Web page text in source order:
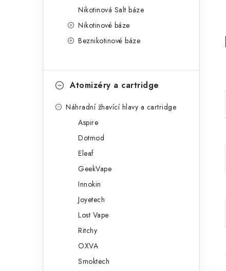
Nikotinová Salt báze
Nikotinové báze
Beznikotinové báze
Atomizéry a cartridge
Náhradní žhavící hlavy a cartridge
Aspire
Dotmod
Eleaf
GeekVape
Innokin
Joyetech
Lost Vape
Ritchy
OXVA
Smoktech